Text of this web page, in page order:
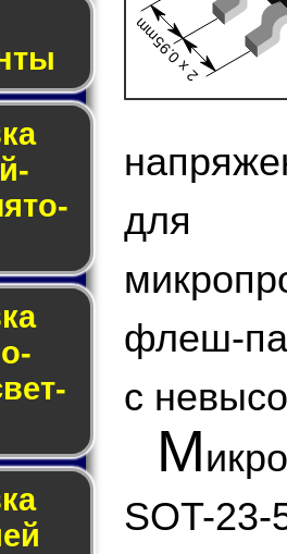
2 x 0.95mm
для
флеш-
с
М
SOT-23-